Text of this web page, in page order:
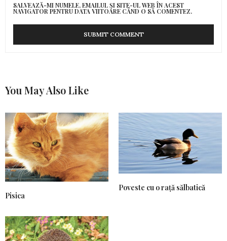
SALVEAZĂ-MI NUMELE, EMAILUL ȘI SITE-UL WEB ÎN ACEST
NAVIGATOR PENTRU DATA VIITOARE CÂND O SĂ COMENTEZ.
You May Also Like
Pisica
Poveste cu o rață sălbatică